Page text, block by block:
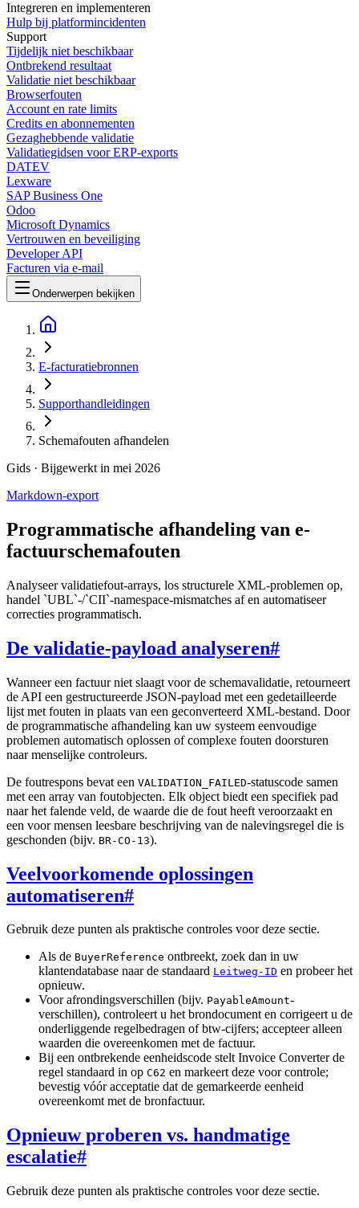
Integreren en implementeren
Hulp bij platformincidenten
Support
Tijdelijk niet beschikbaar
Ontbrekend resultaat
Validatie niet beschikbaar
Browserfouten
Account en rate limits
Credits en abonnementen
Gezaghebbende validatie
Validatiegidsen voor ERP-exports
DATEV
Lexware
SAP Business One
Odoo
Microsoft Dynamics
Vertrouwen en beveiliging
Developer API
Facturen via e-mail
Onderwerpen bekijken
E-facturatiebronnen
Supporthandleidingen
Schemafouten afhandelen
Gids · Bijgewerkt in mei 2026
Markdown-export
Programmatische afhandeling van e-
factuurschemafouten
Analyseer validatiefout-arrays, los structurele XML-problemen op,
handel `UBL`-/`CII`-namespace-mismatches af en automatiseer
correcties programmatisch.
De validatie-payload analyseren#
Wanneer een factuur niet slaagt voor de schemavalidatie, retourneert
de API een gestructureerde JSON-payload met een gedetailleerde
lijst met fouten in plaats van een geconverteerd XML-bestand. Door
de programmatische afhandeling kan uw systeem eenvoudige
problemen automatisch oplossen of complexe fouten doorsturen
naar menselijke controleurs.
De foutrespons bevat een VALIDATION_FAILED-statuscode samen
met een array van foutobjecten. Elk object biedt een specifiek pad
naar het falende veld, de waarde die de fout heeft veroorzaakt en
een voor mensen leesbare beschrijving van de nalevingsregel die is
geschonden (bijv. BR-CO-13).
Veelvoorkomende oplossingen
automatiseren#
Gebruik deze punten als praktische controles voor deze sectie.
Als de BuyerReference ontbreekt, zoek dan in uw
klantendatabase naar de standaard Leitweg-ID en probeer het
opnieuw.
Voor afrondingsverschillen (bijv. PayableAmount-
verschillen), controleert u het brondocument en corrigeert u de
onderliggende regelbedragen of btw-cijfers; accepteer alleen
waarden die overeenkomen met de factuur.
Bij een ontbrekende eenheidscode stelt Invoice Converter de
regel standaard in op C62 en markeert deze voor controle;
bevestig vóór acceptatie dat de gemarkeerde eenheid
overeenkomt met de bronfactuur.
Opnieuw proberen vs. handmatige
escalatie#
Gebruik deze punten als praktische controles voor deze sectie.